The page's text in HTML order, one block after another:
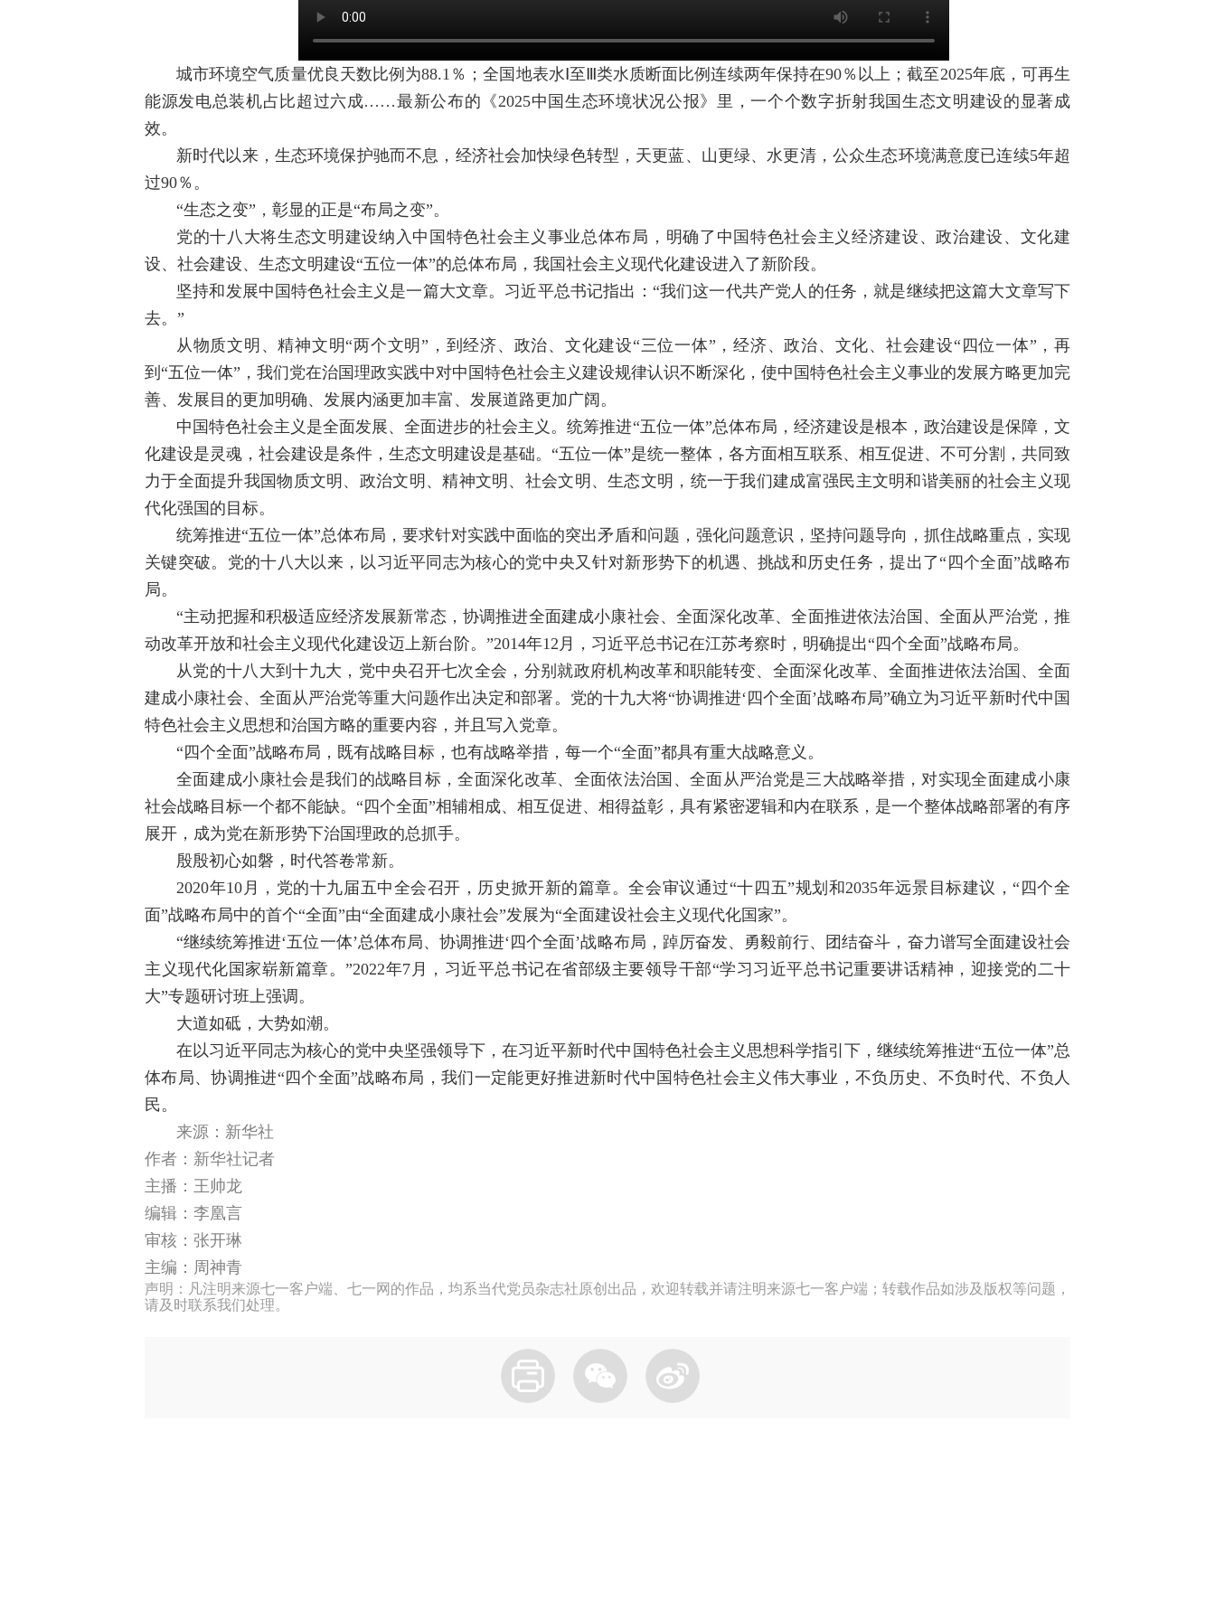
城市环境空气质量优良天数比例为88.1％；全国地表水Ⅰ至Ⅲ类水质断面比例连续两年保持在90％以上；截至2025年底，可再生
能源发电总装机占比超过六成……最新公布的《2025中国生态环境状况公报》里，一个个数字折射我国生态文明建设的显著成
效。
新时代以来，生态环境保护驰而不息，经济社会加快绿色转型，天更蓝、山更绿、水更清，公众生态环境满意度已连续5年超
过90％。
“生态之变”，彰显的正是“布局之变”。
党的十八大将生态文明建设纳入中国特色社会主义事业总体布局，明确了中国特色社会主义经济建设、政治建设、文化建
设、社会建设、生态文明建设“五位一体”的总体布局，我国社会主义现代化建设进入了新阶段。
坚持和发展中国特色社会主义是一篇大文章。习近平总书记指出：“我们这一代共产党人的任务，就是继续把这篇大文章写下
去。”
从物质文明、精神文明“两个文明”，到经济、政治、文化建设“三位一体”，经济、政治、文化、社会建设“四位一体”，再
到“五位一体”，我们党在治国理政实践中对中国特色社会主义建设规律认识不断深化，使中国特色社会主义事业的发展方略更加完
善、发展目的更加明确、发展内涵更加丰富、发展道路更加广阔。
中国特色社会主义是全面发展、全面进步的社会主义。统筹推进“五位一体”总体布局，经济建设是根本，政治建设是保障，文
化建设是灵魂，社会建设是条件，生态文明建设是基础。“五位一体”是统一整体，各方面相互联系、相互促进、不可分割，共同致
力于全面提升我国物质文明、政治文明、精神文明、社会文明、生态文明，统一于我们建成富强民主文明和谐美丽的社会主义现
代化强国的目标。
统筹推进“五位一体”总体布局，要求针对实践中面临的突出矛盾和问题，强化问题意识，坚持问题导向，抓住战略重点，实现
关键突破。党的十八大以来，以习近平同志为核心的党中央又针对新形势下的机遇、挑战和历史任务，提出了“四个全面”战略布
局。
“主动把握和积极适应经济发展新常态，协调推进全面建成小康社会、全面深化改革、全面推进依法治国、全面从严治党，推
动改革开放和社会主义现代化建设迈上新台阶。”2014年12月，习近平总书记在江苏考察时，明确提出“四个全面”战略布局。
从党的十八大到十九大，党中央召开七次全会，分别就政府机构改革和职能转变、全面深化改革、全面推进依法治国、全面
建成小康社会、全面从严治党等重大问题作出决定和部署。党的十九大将“协调推进‘四个全面’战略布局”确立为习近平新时代中国
特色社会主义思想和治国方略的重要内容，并且写入党章。
“四个全面”战略布局，既有战略目标，也有战略举措，每一个“全面”都具有重大战略意义。
全面建成小康社会是我们的战略目标，全面深化改革、全面依法治国、全面从严治党是三大战略举措，对实现全面建成小康
社会战略目标一个都不能缺。“四个全面”相辅相成、相互促进、相得益彰，具有紧密逻辑和内在联系，是一个整体战略部署的有序
展开，成为党在新形势下治国理政的总抓手。
殷殷初心如磐，时代答卷常新。
2020年10月，党的十九届五中全会召开，历史掀开新的篇章。全会审议通过“十四五”规划和2035年远景目标建议，“四个全
面”战略布局中的首个“全面”由“全面建成小康社会”发展为“全面建设社会主义现代化国家”。
“继续统筹推进‘五位一体’总体布局、协调推进‘四个全面’战略布局，踔厉奋发、勇毅前行、团结奋斗，奋力谱写全面建设社会
主义现代化国家崭新篇章。”2022年7月，习近平总书记在省部级主要领导干部“学习习近平总书记重要讲话精神，迎接党的二十
大”专题研讨班上强调。
大道如砥，大势如潮。
在以习近平同志为核心的党中央坚强领导下，在习近平新时代中国特色社会主义思想科学指引下，继续统筹推进“五位一体”总
体布局、协调推进“四个全面”战略布局，我们一定能更好推进新时代中国特色社会主义伟大事业，不负历史、不负时代、不负人
民。
来源：新华社
作者：新华社记者
主播：王帅龙
编辑：李凰言
审核：张开琳
主编：周神青
声明：凡注明来源七一客户端、七一网的作品，均系当代党员杂志社原创出品，欢迎转载并请注明来源七一客户端；转载作品如涉及版权等问题，
请及时联系我们处理。